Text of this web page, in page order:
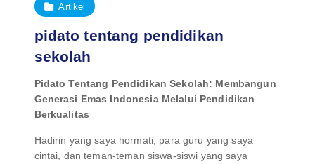
Artikel
pidato tentang pendidikan
sekolah
Pidato Tentang Pendidikan Sekolah: Membangun
Generasi Emas Indonesia Melalui Pendidikan
Berkualitas
Hadirin yang saya hormati, para guru yang saya
cintai, dan teman-teman siswa-siswi yang saya